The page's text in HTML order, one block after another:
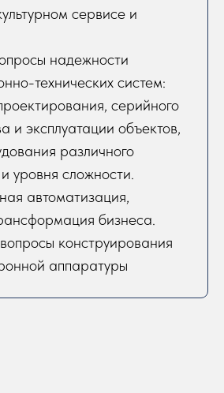
сервисе и
надежности
технических систем:
серийного
и эксплуатации объектов,
различного
уровня сложности.
автоматизация,
бизнеса.
конструирования
аппаратуры